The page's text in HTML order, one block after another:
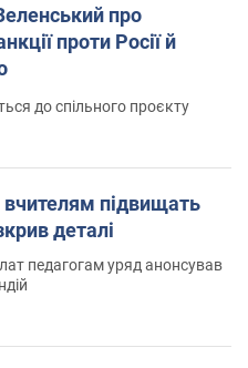
про
проти Росії й
до спільного проєкту
вчителям підвищать
деталі
педагогам уряд анонсував